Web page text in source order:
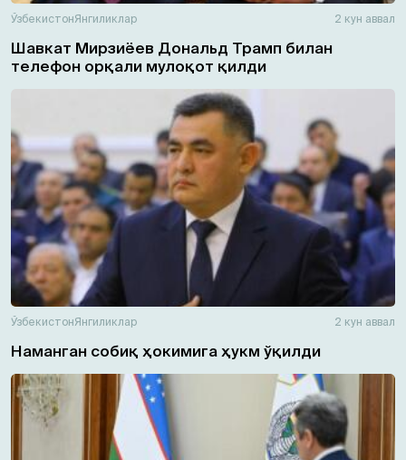
ЎзбекистонЯнгиликлар 2 кун аввал
Шавкат Мирзиёев Дональд Трамп билан
телефон орқали мулоқот қилди
ЎзбекистонЯнгиликлар 2 кун аввал
Наманган собиқ ҳокимига ҳукм ўқилди